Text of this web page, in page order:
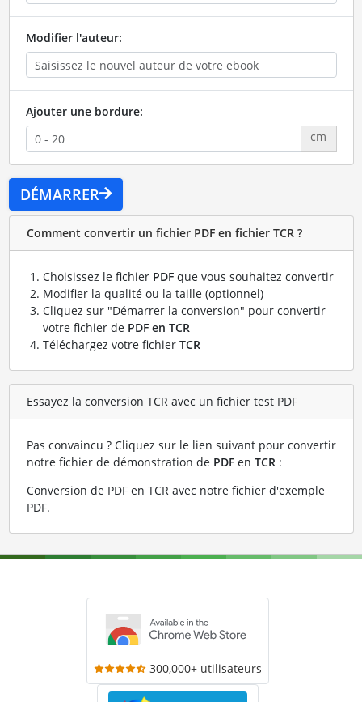
Modifier l'auteur:
Ajouter une bordure:
cm
DÉMARRER
Comment convertir un fichier PDF en fichier TCR ?
Choisissez le fichier PDFque vous souhaitez convertir
Modifier la qualité ou la taille (optionnel)
Cliquez sur "Démarrer la conversion" pour convertir
votre fichier de PDF en TCR
Téléchargez votre fichier TCR
Essayez la conversion TCR avec un fichier test PDF
Pas convaincu ? Cliquez sur le lien suivant pour convertir
notre fichier de démonstration de PDFen TCR:
Conversion de PDF en TCR avec notre fichier d'exemple
PDF.
300,000+ utilisateurs